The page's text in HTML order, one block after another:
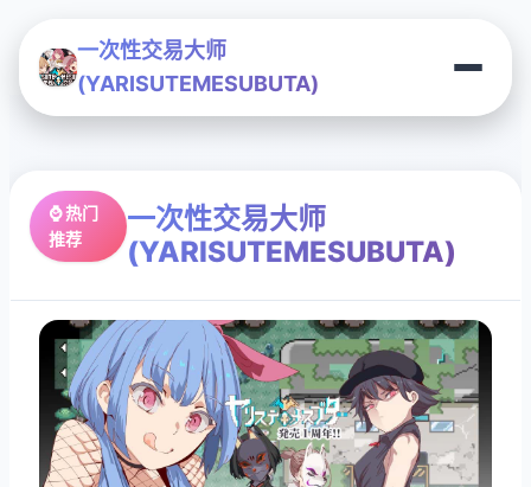
一次性交易大师
(YARISUTEMESUBUTA)
⌚ 热门
推荐
一次性交易大师
(YARISUTEMESUBUTA)